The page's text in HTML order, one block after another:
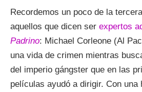
Recordemos un poco de la
aquellos que dicen ser expertos
Padrino: Michael Corleone (Al
una vida de crimen mientras
del imperio gángster que en las
películas ayudó a dirigir. Con una